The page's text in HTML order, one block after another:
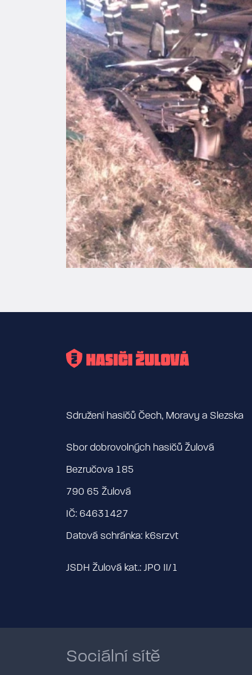
Sdružení hasičů Čech, Moravy a Slezska
Sbor dobrovolných hasičů Žulová
Bezručova 185
790 65 Žulová
IČ: 64631427
Datová schránka: k6srzvt
JSDH Žulová kat.: JPO II/1
Sociální sítě